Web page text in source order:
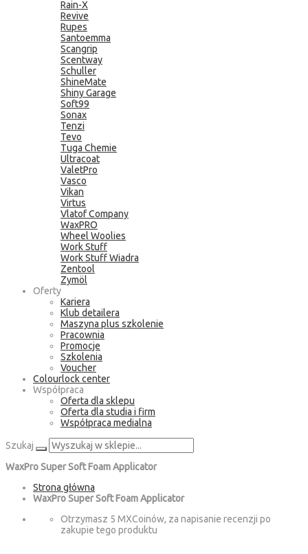
Rain-X
Revive
Rupes
Santoemma
Scangrip
Scentway
Schuller
ShineMate
Shiny Garage
Soft99
Sonax
Tenzi
Tevo
Tuga Chemie
Ultracoat
ValetPro
Vasco
Vikan
Virtus
Vlatof Company
WaxPRO
Wheel Woolies
Work Stuff
Work Stuff Wiadra
Zentool
Zymöl
Oferty
Kariera
Klub detailera
Maszyna plus szkolenie
Pracownia
Promocje
Szkolenia
Voucher
Colourlock center
Współpraca
Oferta dla sklepu
Oferta dla studia i firm
Współpraca medialna
Szukaj
WaxPro Super Soft Foam Applicator
Strona główna
WaxPro Super Soft Foam Applicator
Otrzymasz 5 MXCoinów, za napisanie recenzji po
zakupie tego produktu